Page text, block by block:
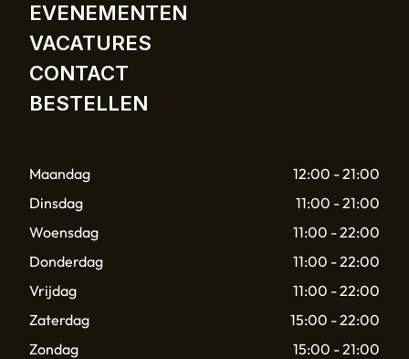
EVENEMENTEN
VACATURES
CONTACT
BESTELLEN
Maandag
12:00 - 21:00
Dinsdag
11:00 - 21:00
Woensdag
11:00 - 22:00
Donderdag
11:00 - 22:00
Vrijdag
11:00 - 22:00
Zaterdag
15:00 - 22:00
Zondag
15:00 - 21:00